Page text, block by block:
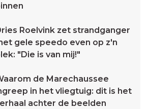
Roelvink zet strandganger
gele speedo even op z'n
"Die is van mij!"
de Marechaussee
in het vliegtuig: dit is het
achter de beelden